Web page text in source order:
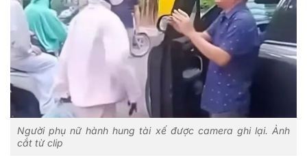
Người phụ nữ hành hung tài xế được camera ghi lại. Ảnh
cắt từ clip